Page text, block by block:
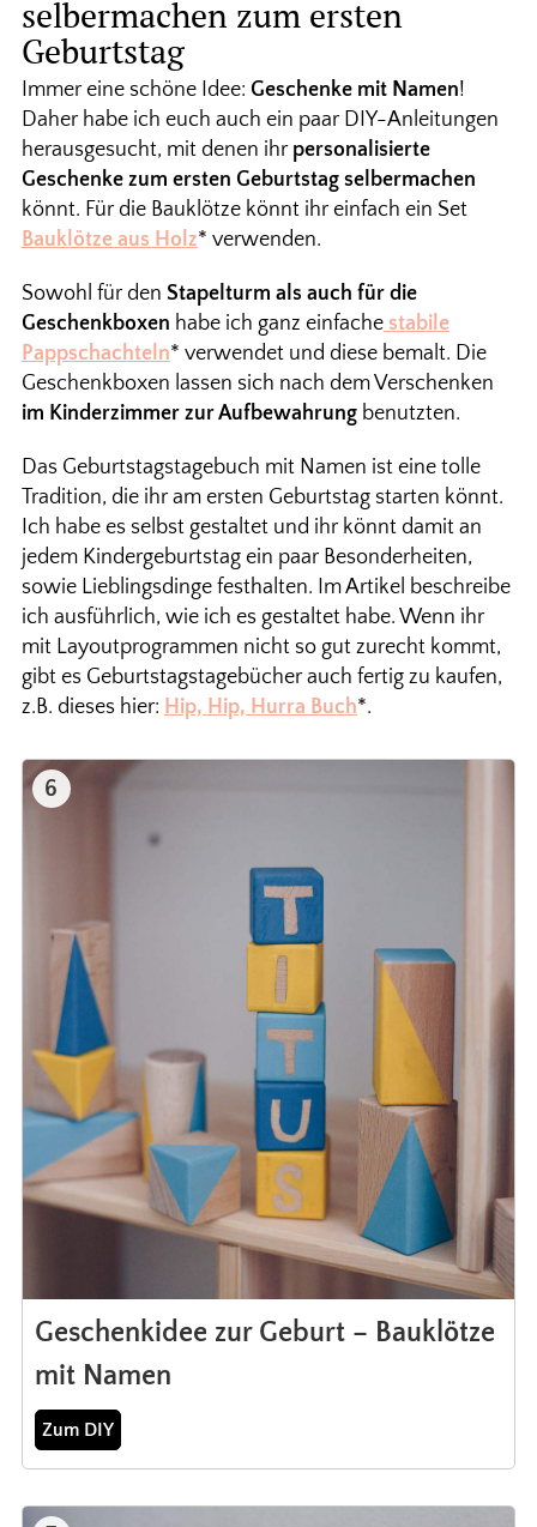
selbermachen zum ersten
Geburtstag
Immer eine schöne Idee: Geschenke mit Namen!
Daher habe ich euch auch ein paar DIY-Anleitungen
herausgesucht, mit denen ihr personalisierte
Geschenke zum ersten Geburtstag selbermachen
könnt. Für die Bauklötze könnt ihr einfach ein Set
Bauklötze aus Holz* verwenden.
Sowohl für den Stapelturm als auch für die
Geschenkboxen habe ich ganz einfachestabile
Pappschachteln* verwendet und diese bemalt. Die
Geschenkboxen lassen sich nach dem Verschenken
im Kinderzimmer zur Aufbewahrungbenutzten.
Das Geburtstagstagebuch mit Namen ist eine tolle
Tradition, die ihr am ersten Geburtstag starten könnt.
Ich habe es selbst gestaltet und ihr könnt damit an
jedem Kindergeburtstag ein paar Besonderheiten,
sowie Lieblingsdinge festhalten. Im Artikel beschreibe
ich ausführlich, wie ich es gestaltet habe. Wenn ihr
mit Layoutprogrammen nicht so gut zurecht kommt,
gibt es Geburtstagstagebücher auch fertig zu kaufen,
z.B. dieses hier: Hip, Hip, Hurra Buch*.
6
Geschenkidee zur Geburt – Bauklötze
mit Namen
Zum DIY